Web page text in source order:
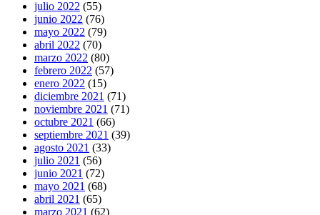
julio 2022 (55)
junio 2022 (76)
mayo 2022 (79)
abril 2022 (70)
marzo 2022 (80)
febrero 2022 (57)
enero 2022 (15)
diciembre 2021 (71)
noviembre 2021 (71)
octubre 2021 (66)
septiembre 2021 (39)
agosto 2021 (33)
julio 2021 (56)
junio 2021 (72)
mayo 2021 (68)
abril 2021 (65)
marzo 2021 (62)